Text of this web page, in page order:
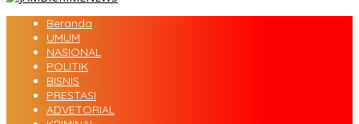
Beranda
UMUM
NASIONAL
POLITIK
BISNIS
PRESTASI
ADVETORIAL